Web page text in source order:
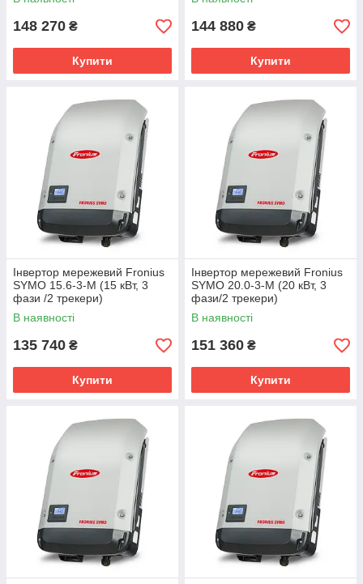
148 270 ₴
Купити
144 880 ₴
Купити
Інвертор мережевий Fronius
SYMO 15.6-3-M (15 кВт, 3
фази /2 трекери)
В наявності
135 740 ₴
Купити
Інвертор мережевий Fronius
SYMO 20.0-3-M (20 кВт, 3
фази/2 трекери)
В наявності
151 360 ₴
Купити